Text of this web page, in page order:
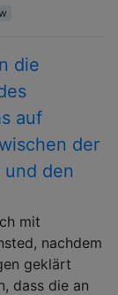
die
auf
der
den
mit
nachdem
geklärt
dass die an